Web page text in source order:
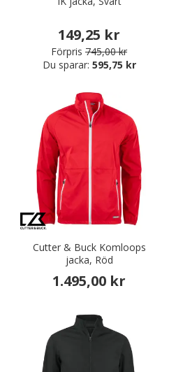
149,25 kr
Förpris 745,00 kr
Du sparar: 595,75 kr
Cutter & Buck Komloops
jacka, Röd
1.495,00 kr